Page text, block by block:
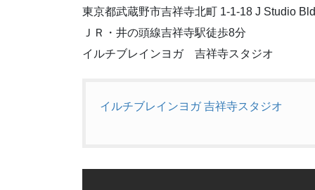
東京都武蔵野市吉祥寺北町 1-1-18 J Studio
ＪＲ・井の頭線吉祥寺駅徒歩8分
イルチブレインヨガ 吉祥寺スタジオ
イルチブレインヨガ 吉祥寺スタジオ